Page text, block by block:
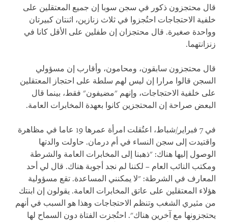
قال محتجزون ذكور في سجن سوبا إن جميع المعتقلين على
خلفية الاحتجاجات احتُجزوا في ثلاث زنازين، اثنتان كبيرتان
وواحدة صغيرة. قال محتجزان إن طفلين على الأقل كانا في
زنزانتهما.
قال محتجزون سابقون، ومحامون، وأقارب إن مسؤولي
السجن قالوا مرارا إن ليس لهم سلطة على احتجاز المعتقلين
على خلفية الاحتجاجات، وإنهم "مضيفون" فقط، بينما قال
البعض صراحة إن المحتجزين كانوا بعهدة المخابرات العامة.
في 7 فبراير/شباط، اعتُقلت امرأة عمرها 19 عاما في مظاهرة
واقتيدت إلى سجن النساء في أم درمان. حاولت والدتها
الوصول إليها هناك: "ذهبنا إلى المخابرات العامة والشرطة
ومكتب النائب العام – لكننا لم نجد أجوبة هناك. قال لي أحد
المعارف في الشرطة: "لا يمكنني المساعدة. تقع مسؤولية
هؤلاء المعتقلين على عاتق المخابرات العامة. يقولون إن ابنتك
من مثيري الشغب وتنظم الاحتجاجات وهذا هو السبب في أنهم
يحتجزونها مع آخرين هناك". احتُجزت الفتاة دون السماح لها